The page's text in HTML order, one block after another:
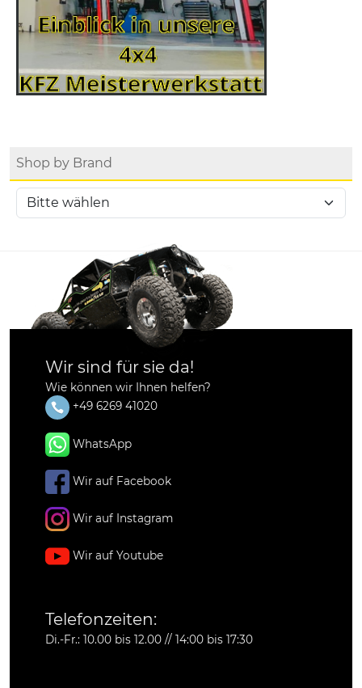
Shop by Brand
Wir sind für sie da!
Wie können wir Ihnen helfen?
+49 6269 41020
WhatsApp
Wir auf Facebook
Wir auf Instagram
Wir auf Youtube
Telefonzeiten:
Di.-Fr.: 10.00 bis 12.00 // 14:00 bis 17:30